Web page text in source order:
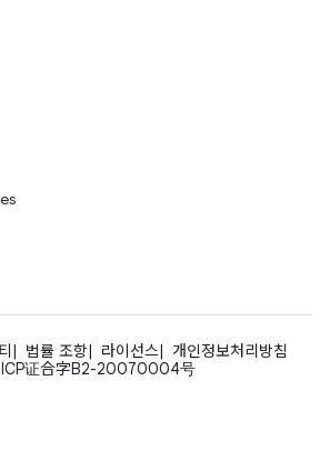
법률 조항 라이선스
개인정보처리방침
ICP证合字B2-20070004号